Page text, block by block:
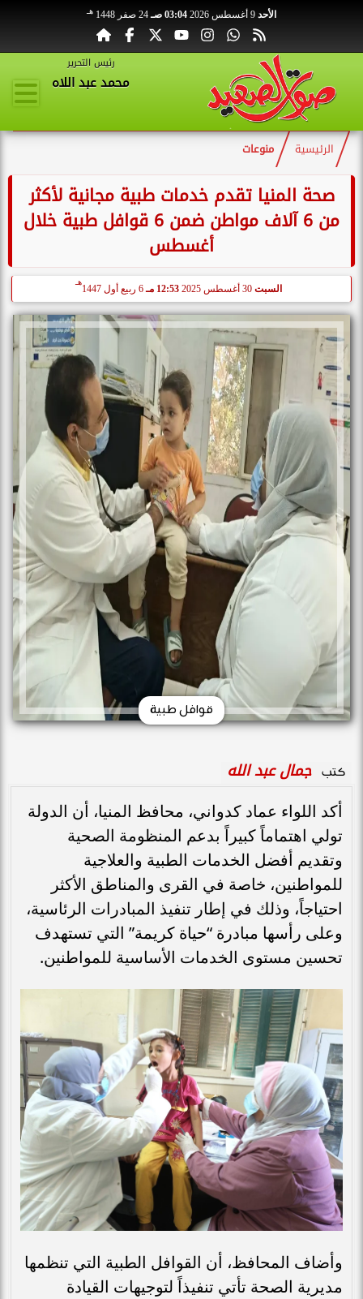
الأحد 03:04 صـ 24 صفر 1448 هـ
رئيس التحرير
محمد عبد اللاه
الرئيسية منوعات
صحة المنيا تقدم خدمات طبية مجانية لأكثر
من 6 آلاف مواطن ضمن 6 قوافل طبية خلال
أغسطس
السبت 30 أغسطس 2025 12:53 مـ 6 ربيع أول 1447
هـ
قوافل طبية
كتب جمال عبد الله
أكد اللواء عماد كدواني، محافظ المنيا، أن الدولة
تولي اهتماماً كبيراً بدعم المنظومة الصحية
وتقديم أفضل الخدمات الطبية والعلاجية
للمواطنين، خاصة في القرى والمناطق الأكثر
احتياجاً، وذلك في إطار تنفيذ المبادرات الرئاسية،
وعلى رأسها مبادرة “حياة كريمة” التي تستهدف
تحسين مستوى الخدمات الأساسية للمواطنين.
وأضاف المحافظ، أن القوافل الطبية التي تنظمها
مديرية الصحة تأتي تنفيذاً لتوجيهات القيادة